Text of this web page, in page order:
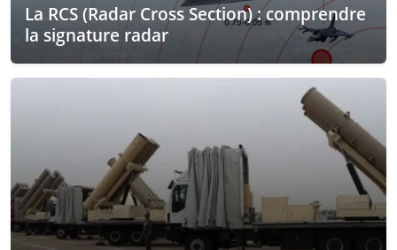
La RCS (Radar Cross Section) : comprendre
la signature radar